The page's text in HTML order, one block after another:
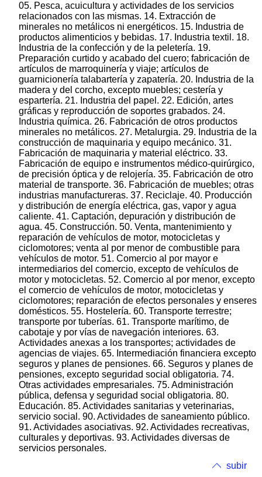
05. Pesca, acuicultura y actividades de los servicios
relacionados con las mismas. 14. Extracción de
minerales no metálicos ni energéticos. 15. Industria de
productos alimenticios y bebidas. 17. Industria textil. 18.
Industria de la confección y de la peletería. 19.
Preparación curtido y acabado del cuero; fabricación de
artículos de marroquinería y viaje; artículos de
guarnicionería talabartería y zapatería. 20. Industria de la
madera y del corcho, excepto muebles; cestería y
espartería. 21. Industria del papel. 22. Edición, artes
gráficas y reproducción de soportes grabados. 24.
Industria química. 26. Fabricación de otros productos
minerales no metálicos. 27. Metalurgia. 29. Industria de la
construcción de maquinaria y equipo mecánico. 31.
Fabricación de maquinaria y material eléctrico. 33.
Fabricación de equipo e instrumentos médico-quirúrgico,
de precisión óptica y de relojería. 35. Fabricación de otro
material de transporte. 36. Fabricación de muebles; otras
industrias manufactureras. 37. Reciclaje. 40. Producción
y distribución de energía eléctrica, gas, vapor y agua
caliente. 41. Captación, depuración y distribución de
agua. 45. Construcción. 50. Venta, mantenimiento y
reparación de vehículos de motor, motocicletas y
ciclomotores; venta al por menor de combustible para
vehículos de motor. 51. Comercio al por mayor e
intermediarios del comercio, excepto de vehículos de
motor y motocicletas. 52. Comercio al por menor, excepto
el comercio de vehículos de motor, motocicletas y
ciclomotores; reparación de efectos personales y enseres
domésticos. 55. Hostelería. 60. Transporte terrestre;
transporte por tuberías. 61. Transporte marítimo, de
cabotaje y por vías de navegación interiores. 63.
Actividades anexas a los transportes; actividades de
agencias de viajes. 65. Intermediación financiera excepto
seguros y planes de pensiones. 66. Seguros y planes de
pensiones, excepto seguridad social obligatoria. 74.
Otras actividades empresariales. 75. Administración
pública, defensa y seguridad social obligatoria. 80.
Educación. 85. Actividades sanitarias y veterinarias,
servicio social. 90. Actividades de saneamiento público.
91. Actividades asociativas. 92. Actividades recreativas,
culturales y deportivas. 93. Actividades diversas de
servicios personales.
subir